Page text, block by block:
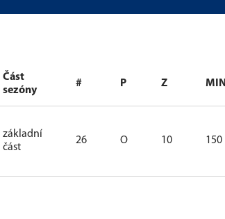
Část
sezóny
# P Z MIN
základní
část
26 O 10 150